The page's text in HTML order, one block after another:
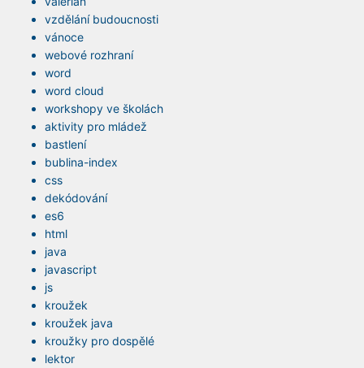
vzdělání budoucnosti
vánoce
webové rozhraní
word
word cloud
workshopy ve školách
aktivity pro mládež
bastlení
bublina-index
css
dekódování
es6
html
java
javascript
js
kroužek
kroužek java
kroužky pro dospělé
lektor